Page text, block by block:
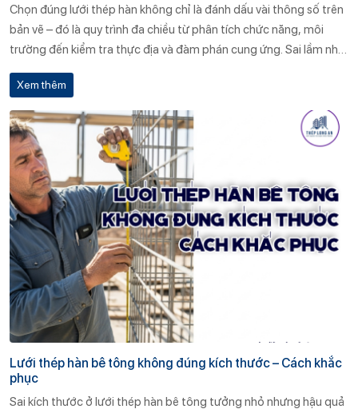
Chọn đúng lưới thép hàn không chỉ là đánh dấu vài thông số trên
bản vẽ – đó là quy trình đa chiều từ phân tích chức năng, môi
trường đến kiểm tra thực địa và đàm phán cung ứng. Sai lầm nhỏ
trong khâu lựa chọn có thể biến thành chi phí khổng lồ khi công
trình vận hành.
Xem thêm
Lưới thép hàn bê tông không đúng kích thước – Cách khắc
phục
Sai kích thước ở lưới thép hàn bê tông tưởng nhỏ nhưng hậu quả